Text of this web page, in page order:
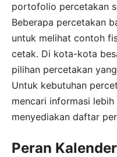
portofolio percetakan
Beberapa percetakan
untuk melihat contoh
cetak. Di kota-kota
pilihan percetakan
Untuk kebutuhan
mencari informasi
menyediakan daftar
Peran